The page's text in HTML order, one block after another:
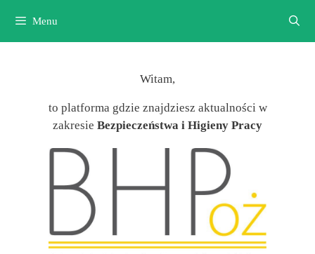
treści
Menu
Witam,
to platforma gdzie znajdziesz aktualności w
zakresie Bezpieczeństwa i Higieny Pracy